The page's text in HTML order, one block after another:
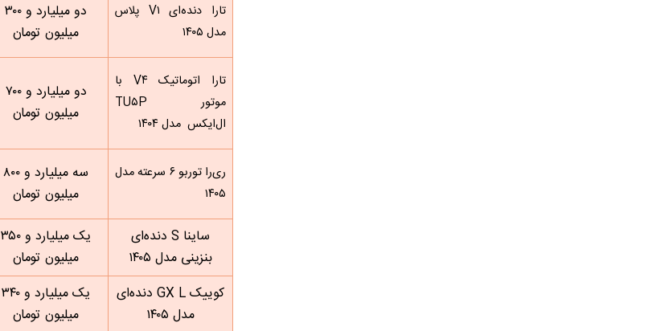
تارا دنده‌ای V۱ پلاس
مدل ۱۴۰۵
دو میلیارد و ۳۰۰
میلیون تومان
تارا اتوماتیک V۴ با
موتور TU۵P
ال‌ایکس مدل ۱۴۰۴
دو میلیارد و ۷۰۰
میلیون تومان
ری‌را توربو ۶ سرعته مدل
۱۴۰۵
سه میلیارد و ۸۰۰
میلیون تومان
ساینا S دنده‌ای
بنزینی مدل ۱۴۰۵
یک میلیارد و ۳۵۰
میلیون تومان
کوییک GX L دنده‌ای
مدل ۱۴۰۵
یک میلیارد و ۳۴۰
میلیون تومان